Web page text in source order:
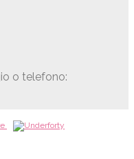
o telefono: